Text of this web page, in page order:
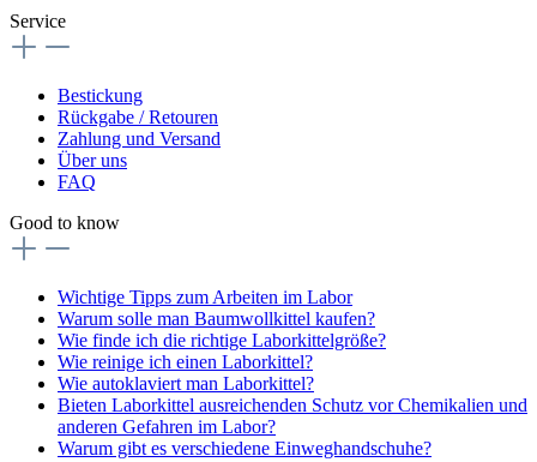
Service
Bestickung
Rückgabe / Retouren
Zahlung und Versand
Über uns
FAQ
Good to know
Wichtige Tipps zum Arbeiten im Labor
Warum solle man Baumwollkittel kaufen?
Wie finde ich die richtige Laborkittelgröße?
Wie reinige ich einen Laborkittel?
Wie autoklaviert man Laborkittel?
Bieten Laborkittel ausreichenden Schutz vor Chemikalien und
anderen Gefahren im Labor?
Warum gibt es verschiedene Einweghandschuhe?